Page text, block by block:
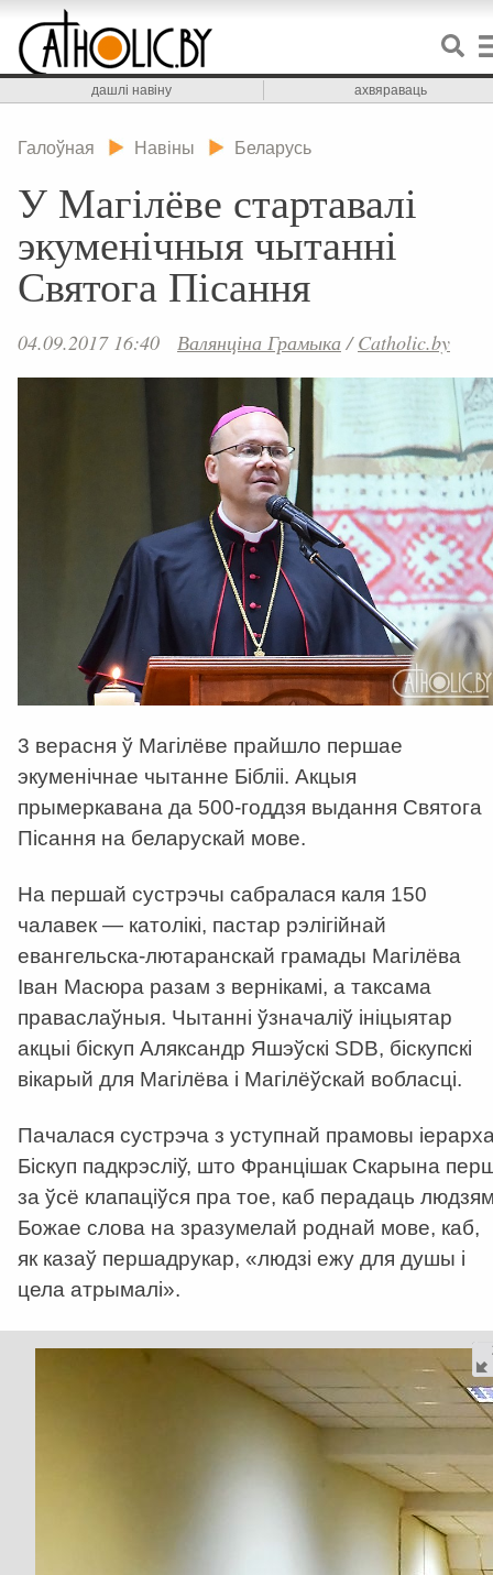
дашлі навіну ахвяраваць
Галоўная Навіны Беларусь
У Магілёве стартавалі
экуменічныя чытанні
Святога Пісання
04.09.2017 16:40 Валянціна Грамыка/Catholic.by
3 верасня ў Магілёве прайшло першае
экуменічнае чытанне Бібліі. Акцыя
прымеркавана да 500-годдзя выдання Святога
Пісання на беларускай мове.
На першай сустрэчы сабралася каля 150
чалавек — католікі, пастар рэлігійнай
евангельска-лютаранскай грамады Магілёва
Іван Масюра разам з вернікамі, а таксама
праваслаўныя. Чытанні ўзначаліў ініцыятар
акцыі біскуп Аляксандр Яшэўскі SDB, біскупскі
вікарый для Магілёва і Магілёўскай вобласці.
Пачалася сустрэча з уступнай прамовы
Біскуп падкрэсліў, што Францішак Скарына
за ўсё клапаціўся пра тое, каб перадаць
Божае слова на зразумелай роднай мове, каб,
як казаў першадрукар, «людзі ежу для душы і
цела атрымалі».